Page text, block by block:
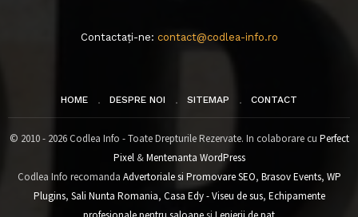
Contactați-ne: contact@codlea-info.ro
HOME DESPRE NOI SITEMAP CONTACT
© 2010 - 2026 Codlea Info - Toate Drepturile Rezervate. In colaborare cu Perfect
Pixel&Mentenanta WordPress
Codlea Info recomanda Advertoriale si Promovare SEO, Brasov Events, WP
Plugins, Sali Nunta Romania, Casa Edy - Viseu de sus, Echipamente